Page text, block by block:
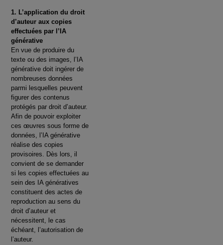
1. L’application du droit
d’auteur aux copies
effectuées par l’IA
générative
En vue de produire du
texte ou des images, l’IA
générative doit ingérer de
nombreuses données
parmi lesquelles peuvent
figurer des contenus
protégés par droit d’auteur.
Afin de pouvoir exploiter
ces œuvres sous forme de
données, l’IA générative
réalise des copies
provisoires. Dès lors, il
convient de se demander
si les copies effectuées au
sein des IA génératives
constituent des actes de
reproduction au sens du
droit d’auteur et
nécessitent, le cas
échéant, l’autorisation de
l’auteur.